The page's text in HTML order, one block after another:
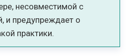
несовместимой с
и предупреждает о
практики.